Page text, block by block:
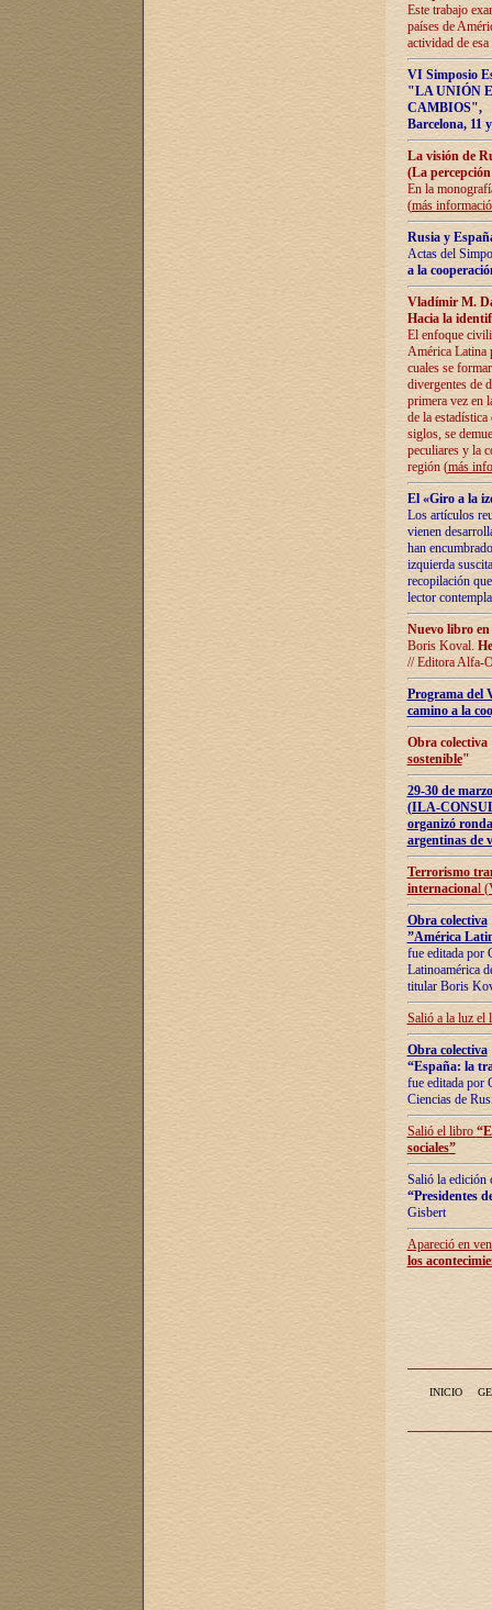
Este trabajo
países de
actividad de
VI Simposio
"LA UNIÓN
CAMBIOS",
Barcelona, 11
La visión de
(La
En la
(más
Rusia y
Actas del
a la
Vladímir M.
Hacia la
El enfoque
América Latina
cuales se
divergentes de
primera vez en
de la
siglos, se
peculiares y la
región (más
El «Giro a la
Los artículos
vienen
han
izquierda
recopilación
lector
Nuevo libro
Boris Koval.
// Editora Alfa-
Programa del
camino a la
Obra
sostenible"
29-30 de
(ILA-
organizó
argentinas de
Terrorismo
internacional
Obra colectiva
”América
fue editada por
Latinoamérica
titular Boris
Salió a la luz el
Obra colectiva
“España: la
fue editada por
Ciencias de
Salió el libro “
sociales”
Salió la edición
“Presidentes
Gisbert
Apareció en
los
INICIO